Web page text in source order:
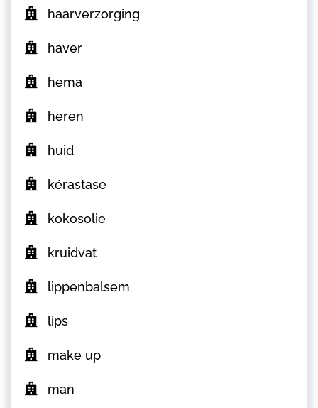
haarverzorging
haver
hema
heren
huid
kérastase
kokosolie
kruidvat
lippenbalsem
lips
make up
man